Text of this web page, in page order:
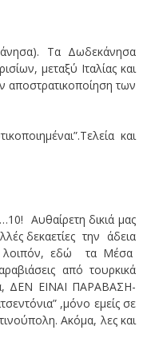
Τα Δωδεκάνησα
μεταξύ Ιταλίας και
αποστρατικοποίηση των
και
Αυθαίρετη δικιά μας
δεκαετίες την άδεια
λοιπόν, εδώ τα Μέσα
από τουρκικά
ΔΕΝ ΕΙΝΑΙ ΠΑΡΑΒΑΣΗ-
,μόνο εμείς σε
Ακόμα, λες και